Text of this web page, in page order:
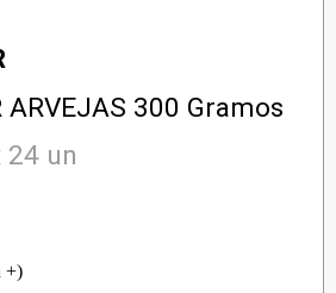
ARVEJAS 300 Gramos
24 un
+)